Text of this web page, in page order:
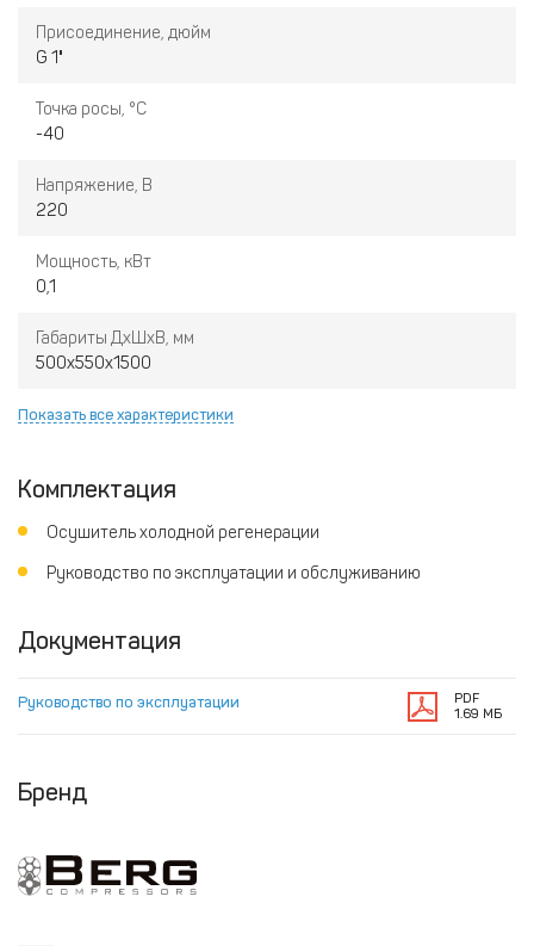
Присоединение, дюйм
G 1"
Точка росы, °С
-40
Напряжение, В
220
Мощность, кВт
0,1
Габариты ДхШхВ, мм
500х550х1500
Показать все характеристики
Комплектация
Осушитель холодной регенерации
Руководство по эксплуатации и обслуживанию
Документация
Руководство по эксплуатации
PDF
1.69 МБ
Бренд